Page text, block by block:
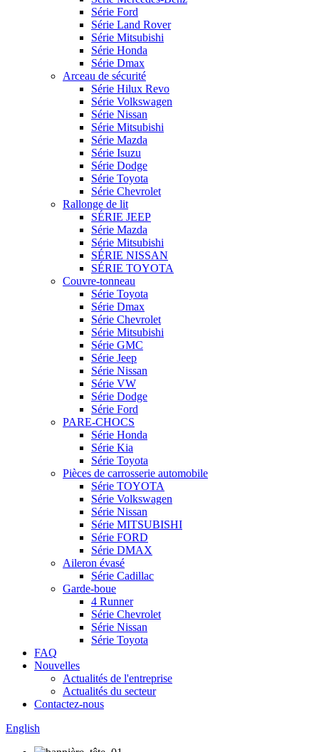
Série Ford
Série Land Rover
Série Mitsubishi
Série Honda
Série Dmax
Arceau de sécurité
Série Hilux Revo
Série Volkswagen
Série Nissan
Série Mitsubishi
Série Mazda
Série Isuzu
Série Dodge
Série Toyota
Série Chevrolet
Rallonge de lit
SÉRIE JEEP
Série Mazda
Série Mitsubishi
SÉRIE NISSAN
SÉRIE TOYOTA
Couvre-tonneau
Série Toyota
Série Dmax
Série Chevrolet
Série Mitsubishi
Série GMC
Série Jeep
Série Nissan
Série VW
Série Dodge
Série Ford
PARE-CHOCS
Série Honda
Série Kia
Série Toyota
Pièces de carrosserie automobile
Série TOYOTA
Série Volkswagen
Série Nissan
Série MITSUBISHI
Série FORD
Série DMAX
Aileron évasé
Série Cadillac
Garde-boue
4 Runner
Série Chevrolet
Série Nissan
Série Toyota
FAQ
Nouvelles
Actualités de l'entreprise
Actualités du secteur
Contactez-nous
English